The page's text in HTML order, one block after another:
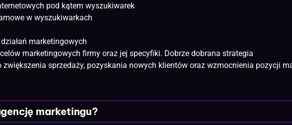
pod kątem wyszukiwarek
w wyszukiwarkach
marketingowych
marketingowych firmy oraz jej specyfiki. Dobrze dobrana strategia
sprzedaży, pozyskania nowych klientów oraz wzmocnienia pozycji
marketingu?